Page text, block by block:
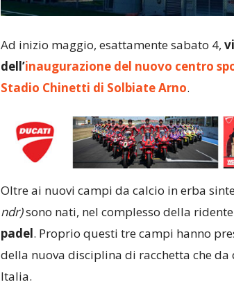
Ad inizio maggio, esattamente sabato 4,
dell’inaugurazione del nuovo centro
Stadio Chinetti di Solbiate Arno.
Oltre ai nuovi campi da calcio in erba
ndr)sono nati, nel complesso della
padel. Proprio questi tre campi hanno
della nuova disciplina di racchetta che
Italia.